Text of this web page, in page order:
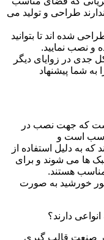
طراحی و تولید می
شده اند تا بتوانید
و نصب نمایید.
در زوایای دیگر
به شما پیشنهاد
که جهت نصب در
است و
به دلیل استفاده از
ها می شوند و برای
هستند.
خورشید به صورت
دارند؟
صنعت قالب گیری